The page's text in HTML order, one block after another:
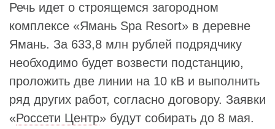
Речь идет о строящемся загородном
комплексе «Ямань Spa Resort» в деревне
Ямань. За 633,8 млн рублей подрядчику
необходимо будет возвести подстанцию,
проложить две линии на 10 кВ и выполнить
ряд других работ, согласно договору. Заявки
«Россети Центр» будут собирать до 8 мая.